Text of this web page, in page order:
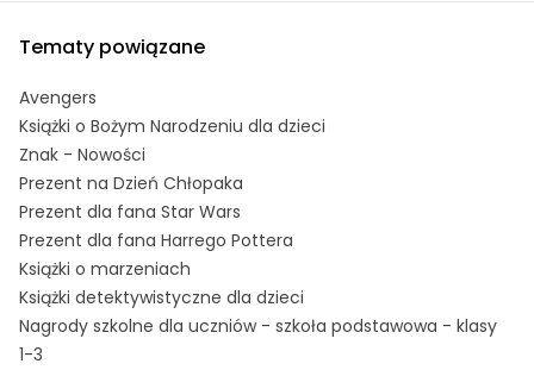
Tematy powiązane
Avengers
Książki o Bożym Narodzeniu dla dzieci
Znak - Nowości
Prezent na Dzień Chłopaka
Prezent dla fana Star Wars
Prezent dla fana Harrego Pottera
Książki o marzeniach
Książki detektywistyczne dla dzieci
Nagrody szkolne dla uczniów - szkoła podstawowa - klasy
1-3